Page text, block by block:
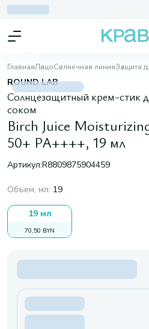
ГлавнаяЛицоСолнечная линияЗащита
ROUND LAB
Солнцезащитный крем-стик
соком
Birch Juice
50+ PA++++, 19 мл
Артикул:R8809875904459
Объем, мл: 19
19 мл
70,50 BYN